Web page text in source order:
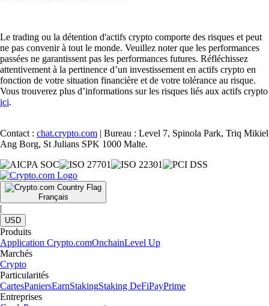
Le trading ou la détention d'actifs crypto comporte des risques et peut
ne pas convenir à tout le monde. Veuillez noter que les performances
passées ne garantissent pas les performances futures. Réfléchissez
attentivement à la pertinence d’un investissement en actifs crypto en
fonction de votre situation financière et de votre tolérance au risque.
Vous trouverez plus d’informations sur les risques liés aux actifs crypto
ici.
Contact : chat.crypto.com | Bureau : Level 7, Spinola Park, Triq Mikiel
Ang Borg, St Julians SPK 1000 Malte.
Français
|
USD
Produits
Application Crypto.comOnchainLevel Up
Marchés
Crypto
Particularités
CartesPaniersEarnStakingStaking DeFiPayPrime
Entreprises